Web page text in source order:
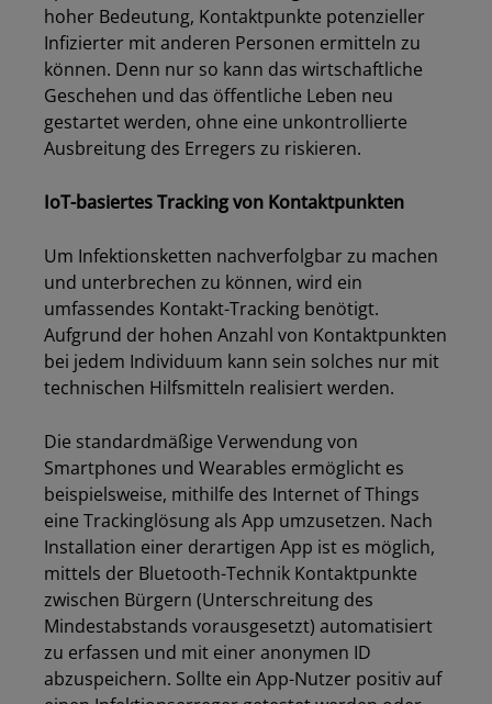
hoher Bedeutung, Kontaktpunkte potenzieller
Infizierter mit anderen Personen ermitteln zu
können. Denn nur so kann das wirtschaftliche
Geschehen und das öffentliche Leben neu
gestartet werden, ohne eine unkontrollierte
Ausbreitung des Erregers zu riskieren.
IoT-basiertes Tracking von Kontaktpunkten
Um Infektionsketten nachverfolgbar zu machen
und unterbrechen zu können, wird ein
umfassendes Kontakt-Tracking benötigt.
Aufgrund der hohen Anzahl von Kontaktpunkten
bei jedem Individuum kann sein solches nur mit
technischen Hilfsmitteln realisiert werden.
Die standardmäßige Verwendung von
Smartphones und Wearables ermöglicht es
beispielsweise, mithilfe des Internet of Things
eine Trackinglösung als App umzusetzen. Nach
Installation einer derartigen App ist es möglich,
mittels der Bluetooth-Technik Kontaktpunkte
zwischen Bürgern (Unterschreitung des
Mindestabstands vorausgesetzt) automatisiert
zu erfassen und mit einer anonymen ID
abzuspeichern. Sollte ein App-Nutzer positiv auf